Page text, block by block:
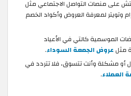
على منصات التواصل الاجتماعي مثل
وتويتر لمعرفة العروض وأكواد الخصم
الموسمية كالتي في الأعياد
مثل عروض الجمعة السوداء.
أو مشكلة وأنت تتسوق، فلا تتردد في
العملاء.